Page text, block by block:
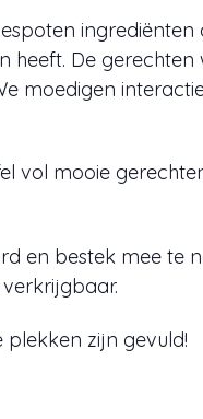
De
moedigen
vol mooie
en bestek mee te
zijn gevuld!